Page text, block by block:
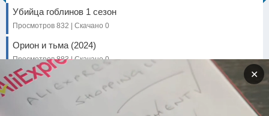
Убийца гоблинов 1 сезон
Просмотров 832 | Скачано 0
Орион и тьма (2024)
Просмотров 883 | Скачано 0
Услышь меня (2022)
Просмотров 7826 | Скачано 0
Атака титанов 4 сезон: Финал
✕